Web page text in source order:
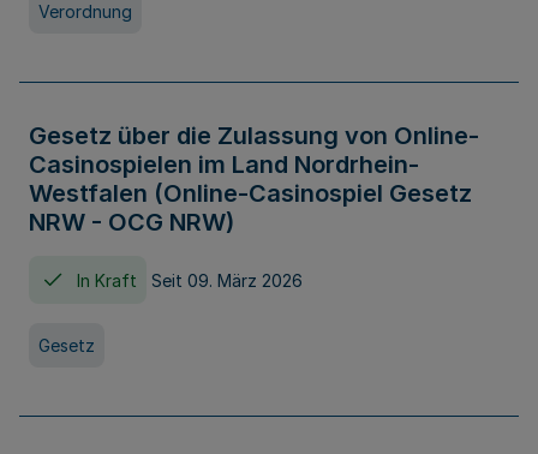
Verordnung
Gesetz über die Zulassung von Online-
Casinospielen im Land Nordrhein-
Westfalen (Online-Casinospiel Gesetz
NRW - OCG NRW)
In Kraft Seit 09. März 2026
Gesetz